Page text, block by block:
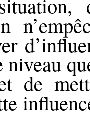
niveau
de